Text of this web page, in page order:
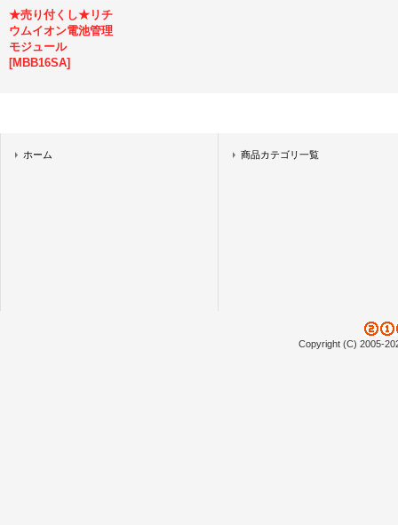
★売り付くし★リチ
ウムイオン電池管理
モジュール
[MBB16SA]
ホーム 商品カテゴリ一覧
Copyright (C) 2005-